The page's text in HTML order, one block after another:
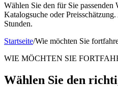
Wählen Sie den für Sie
Katalogsuche oder
Stunden.
Startseite/Wie möchten Sie
WIE MÖCHTEN SIE
Wählen Sie den